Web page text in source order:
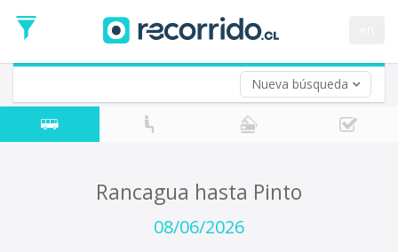
Nueva búsqueda
de
Ida
Vuelta (opcional)
Fecha
de
Rancagua hasta Pinto
08/06/2026